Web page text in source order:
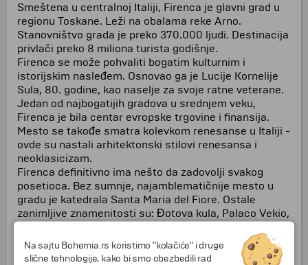
Smeštena u centralnoj Italiji, Firenca je glavni grad u
regionu Toskane. Leži na obalama reke Arno.
Stanovništvo grada je preko 370.000 ljudi. Destinacija
privlači preko 8 miliona turista godišnje.
Firenca se može pohvaliti bogatim kulturnim i
istorijskim nasleđem. Osnovao ga je Lucije Kornelije
Sula, 80. godine, kao naselje za svoje ratne veterane.
Jedan od najbogatijih gradova u srednjem veku,
Firenca je bila centar evropske trgovine i finansija.
Mesto se takođe smatra kolevkom renesanse u Italiji -
ovde su nastali arhitektonski stilovi renesansa i
neoklasicizam.
Firenca definitivno ima nešto da zadovolji svakog
posetioca. Bez sumnje, najamblematičnije mesto u
gradu je katedrala Santa Maria del Fiore. Ostale
zanimljive znamenitosti su: Đotova kula, Palaco Vekio,
reke - Ponte Vekio, koji je prošaran mnogim
prodavnicama nakita. A za neverovatan panoramski
Na sajtu Bohemia.rs koristimo "kolačiće" i druge
slične tehnologije, kako bi smo obezbedili rad